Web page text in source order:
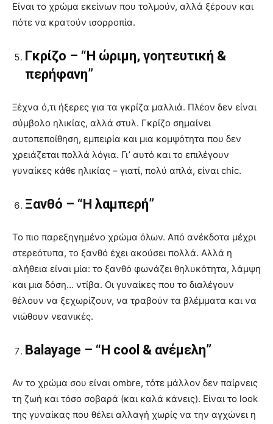
Είναι το χρώμα εκείνων που τολμούν, αλλά ξέρουν και
πότε να κρατούν ισορροπία.
Γκρίζο – “Η ώριμη, γοητευτική &
περήφανη”
Ξέχνα ό,τι ήξερες για τα γκρίζα μαλλιά. Πλέον δεν είναι
σύμβολο ηλικίας, αλλά στυλ. Γκρίζο σημαίνει
αυτοπεποίθηση, εμπειρία και μια κομψότητα που δεν
χρειάζεται πολλά λόγια. Γι’ αυτό και το επιλέγουν
γυναίκες κάθε ηλικίας – γιατί, πολύ απλά, είναι chic.
Ξανθό – “Η λαμπερή”
Το πιο παρεξηγημένο χρώμα όλων. Από ανέκδοτα μέχρι
στερεότυπα, το ξανθό έχει ακούσει πολλά. Αλλά η
αλήθεια είναι μία: το ξανθό φωνάζει θηλυκότητα, λάμψη
και μια δόση… ντίβα. Οι γυναίκες που το διαλέγουν
θέλουν να ξεχωρίζουν, να τραβούν τα βλέμματα και να
νιώθουν νεανικές.
Balayage – “Η cool & ανέμελη”
Αν το χρώμα σου είναι ombre, τότε μάλλον δεν παίρνεις
τη ζωή και τόσο σοβαρά (και καλά κάνεις). Είναι το look
της γυναίκας που θέλει αλλαγή χωρίς να την αγχώνει η